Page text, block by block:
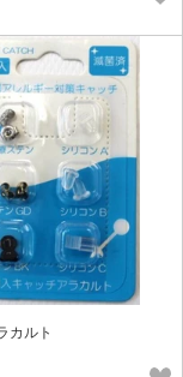
カルト